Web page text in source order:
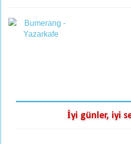
İyi günler, iyi